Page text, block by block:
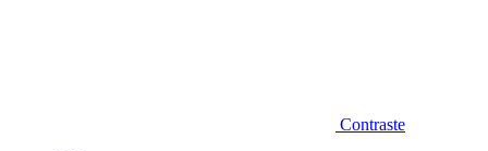
Contraste